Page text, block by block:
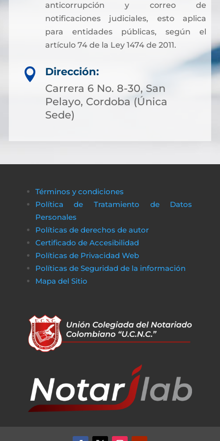
anticorrupción y correo de
notificaciones judiciales, esto aplica
para entidades públicas, según el
artículo 74 de la Ley 1474 de 2011.

Dirección:
Carrera 6 No. 8-30, San
Pelayo, Cordoba (Única
Sede)
Términos y condiciones
Política de Tratamiento de Datos
Personales
Políticas de derechos de autor
Certificado de Accesibilidad
Políticas de Privacidad Web
Políticas de Seguridad de la información
Mapa del Sitio